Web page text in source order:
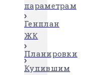
параметрам
Генплан
ЖК
Планировки
Купившим